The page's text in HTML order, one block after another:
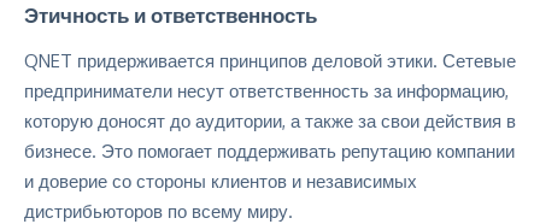
Этичность и ответственность
QNET придерживается принципов деловой этики. Сетевые
предприниматели несут ответственность за информацию,
которую доносят до аудитории, а также за свои действия в
бизнесе. Это помогает поддерживать репутацию компании
и доверие со стороны клиентов и независимых
дистрибьюторов по всему миру.